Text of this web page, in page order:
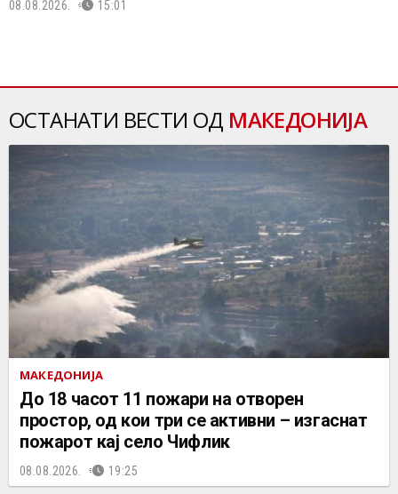
08.08.2026. 15:01
ОСТАНАТИ ВЕСТИ ОД МАКЕДОНИЈА
МАКЕДОНИЈА
До 18 часот 11 пожари на отворен
простор, од кои три се активни – изгаснат
пожарот кај село Чифлик
08.08.2026. 19:25